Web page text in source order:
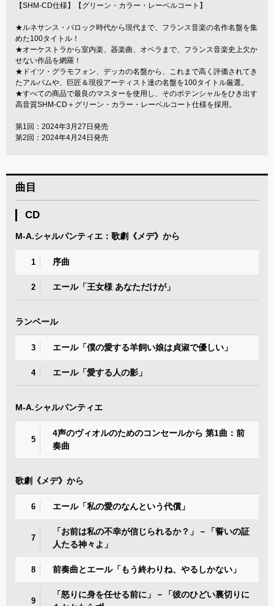
【SHM-CD仕様】【グリーン・カラー・レーベルコート】
★ルネサンス・バロック時代から現代まで、フランス音楽の名作名盤を集
めた100タイトル！
★オーケストラから室内楽、器楽曲、オペラまで、フランス音楽史上欠か
せない作品を網羅！
★ドイツ・グラモフォン、デッカの名盤から、これまで高く評価されてき
たアルバムや、巨匠＆現役アーティスト達の名盤を100タイトル厳選。
★すべての商品で最良のマスターを使用し、そのポテンシャルをひき出す
高音質SHM-CD＋グリーン・カラー・レーベルコート仕様を採用。
第1回：2024年3月27日発売
第2回：2024年4月24日発売
曲目
CD
M-A.シャルパンティエ：歌劇《メデ》から
1 序曲
2 エール「王女様 あなただけが」
ランベール
3 エール「僕の愛する羊飼い娘は貞淑で優しい」
4 エール「愛する人の影」
M-A.シャルパンティエ
5
4声のヴィオルのためのコンセールから 第1曲：前
奏曲
歌劇《メデ》から
6 エール「私の愛のなんという代償」
7
「お前は私の不幸が信じられるか？」－「誓いの証
人たる神々よ」
8 前奏曲とエール「もう終わりね、やるしかない」
9
「怒りに身を任せる前に」－「彼のひどい裏切りに